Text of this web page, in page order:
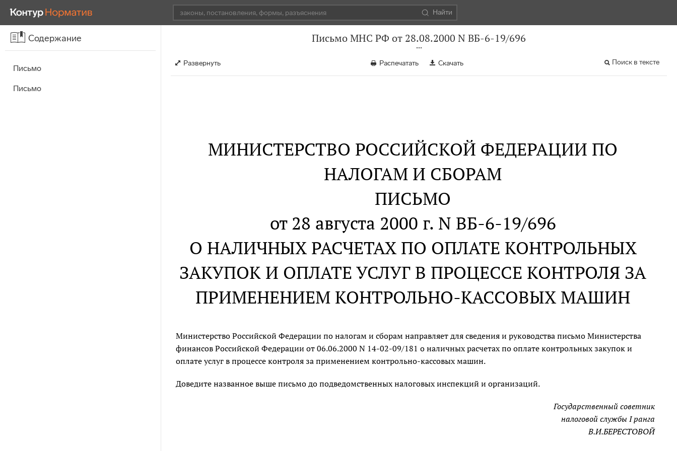
Найти
Содержание
Письмо
Письмо
Письмо МНС РФ от 28.08.2000 N ВБ-6-19/696
Развернуть Распечатать Скачать Поиск в тексте
МИНИСТЕРСТВО РОССИЙСКОЙ ФЕДЕРАЦИИ ПО
НАЛОГАМ И СБОРАМ
ПИСЬМО
от 28 августа 2000 г. N ВБ-6-19/696
О НАЛИЧНЫХ РАСЧЕТАХ ПО ОПЛАТЕ КОНТРОЛЬНЫХ
ЗАКУПОК И ОПЛАТЕ УСЛУГ В ПРОЦЕССЕ КОНТРОЛЯ ЗА
ПРИМЕНЕНИЕМ КОНТРОЛЬНО-КАССОВЫХ МАШИН
Министерство Российской Федерации по налогам и сборам направляет для сведения и руководства письмо Министерства
финансов Российской Федерации от 06.06.2000 N 14-02-09/181 о наличных расчетах по оплате контрольных закупок и
оплате услуг в процессе контроля за применением контрольно-кассовых машин.
Доведите названное выше письмо до подведомственных налоговых инспекций и организаций.
Государственный советник
налоговой службы I ранга
В.И.БЕРЕСТОВОЙ